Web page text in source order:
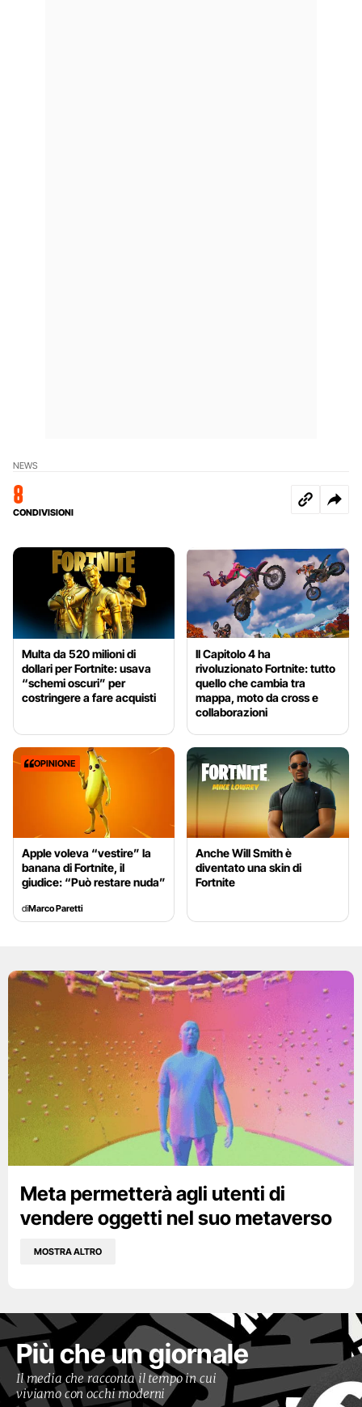
NEWS
8
CONDIVISIONI
Multa da 520 milioni di
dollari per Fortnite: usava
“schemi oscuri” per
costringere a fare acquisti
Il Capitolo 4 ha
rivoluzionato Fortnite: tutto
quello che cambia tra
mappa, moto da cross e
collaborazioni
OPINIONE
Apple voleva “vestire” la
banana di Fortnite, il
giudice: “Può restare nuda”
diMarco Paretti
Anche Will Smith è
diventato una skin di
Fortnite
Meta permetterà agli utenti di
vendere oggetti nel suo metaverso
MOSTRA ALTRO
Più che un giornale
Il media che racconta il tempo in cui
viviamo con occhi moderni